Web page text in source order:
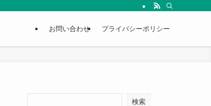
お問い合わせ プライバシーポリシー
検索